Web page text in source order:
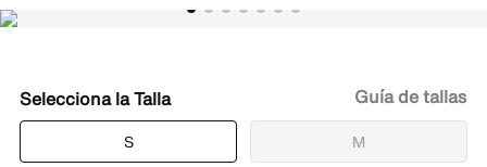
Talla
S M
Guía de tallas